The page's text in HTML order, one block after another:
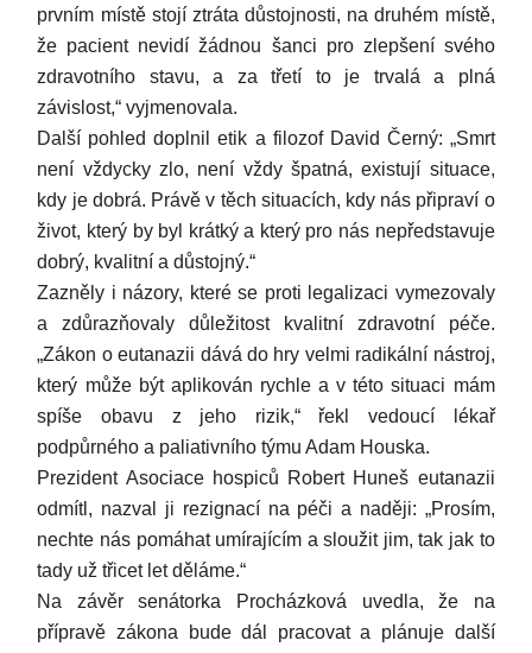
prvním místě stojí ztráta důstojnosti, na druhém místě,
že pacient nevidí žádnou šanci pro zlepšení svého
zdravotního stavu, a za třetí to je trvalá a plná
závislost,“ vyjmenovala.
Další pohled doplnil etik a filozof David Černý: „Smrt
není vždycky zlo, není vždy špatná, existují situace,
kdy je dobrá. Právě v těch situacích, kdy nás připraví o
život, který by byl krátký a který pro nás nepředstavuje
dobrý, kvalitní a důstojný.“
Zazněly i názory, které se proti legalizaci vymezovaly
a zdůrazňovaly důležitost kvalitní zdravotní péče.
„Zákon o eutanazii dává do hry velmi radikální nástroj,
který může být aplikován rychle a v této situaci mám
spíše obavu z jeho rizik,“ řekl vedoucí lékař
podpůrného a paliativního týmu Adam Houska.
Prezident Asociace hospiců Robert Huneš eutanazii
odmítl, nazval ji rezignací na péči a naději: „Prosím,
nechte nás pomáhat umírajícím a sloužit jim, tak jak to
tady už třicet let děláme.“
Na závěr senátorka Procházková uvedla, že na
přípravě zákona bude dál pracovat a plánuje další